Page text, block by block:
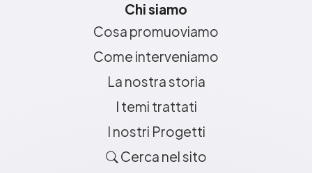
Chi siamo
Cosa promuoviamo
Come interveniamo
La nostra storia
I temi trattati
I nostri Progetti
Cerca nel sito